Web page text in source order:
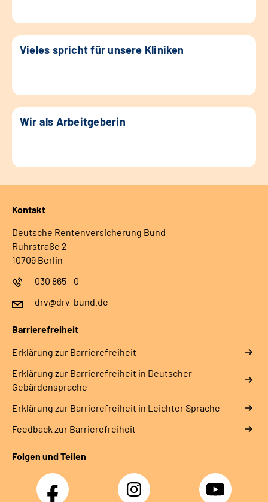
Vieles spricht für unsere Kliniken
Wir als Arbeitgeberin
Kontakt
Deutsche Rentenversicherung Bund
Ruhrstraße 2
10709 Berlin
030 865 - 0
drv@drv-bund.de
Barrierefreiheit
Erklärung zur Barrierefreiheit
Erklärung zur Barrierefreiheit in Deutscher
Gebärdensprache
Erklärung zur Barrierefreiheit in Leichter Sprache
Feedback zur Barrierefreiheit
Folgen und Teilen
Facebook Instagram YouTube